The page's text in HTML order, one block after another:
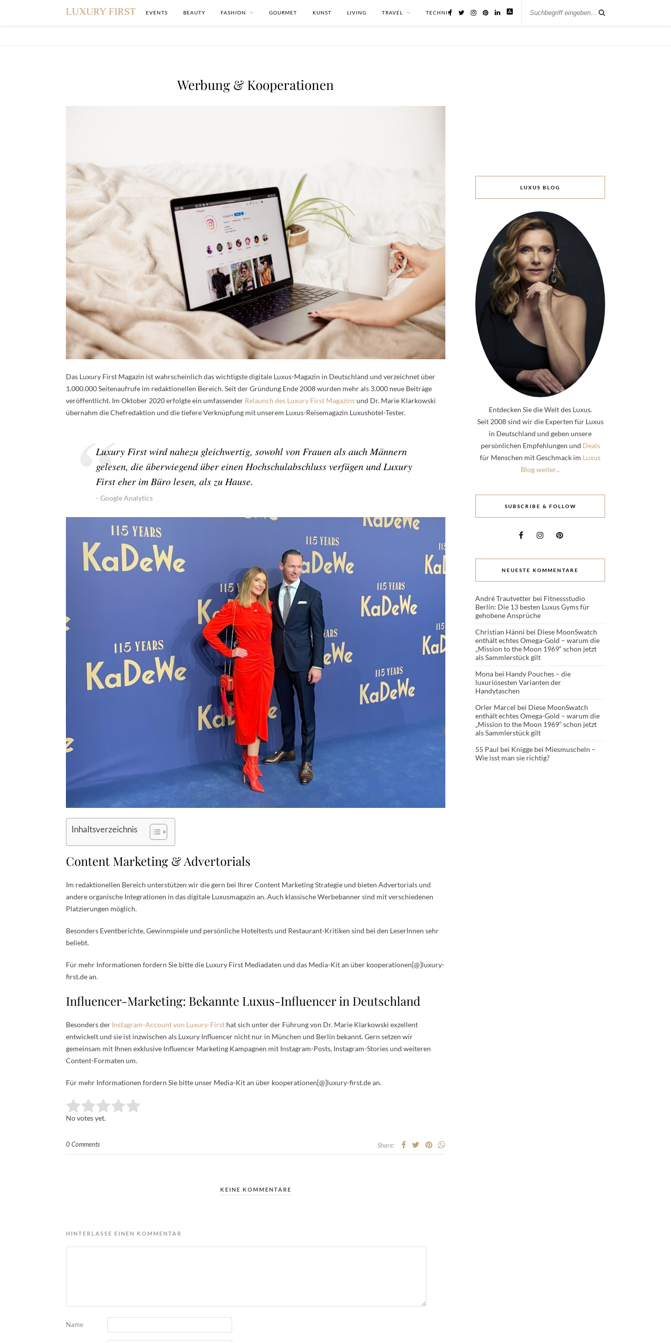
EVENTS BEAUTY FASHION GOURMET KUNST LIVING TRAVEL TECHNIK
Werbung & Kooperationen
Das Luxury First Magazin ist wahrscheinlich das wichtigste digitale Luxus-Magazin in Deutschland und verzeichnet über
1.000.000 Seitenaufrufe im redaktionellen Bereich. Seit der Gründung Ende 2008 wurden mehr als 3.000 neue Beiträge
veröffentlicht. Im Oktober 2020 erfolgte ein umfassender Relaunch des Luxury First Magazinsund Dr. Marie Klarkowski
übernahm die Chefredaktion und die tiefere Verknüpfung mit unserem Luxus-Reisemagazin Luxushotel-Tester.
Luxury First wird nahezu gleichwertig, sowohl von Frauen als auch Männern
gelesen, die überwiegend über einen Hochschulabschluss verfügen und Luxury
First eher im Büro lesen, als zu Hause.
Google Analytics
Inhaltsverzeichnis
Content Marketing & Advertorials
Im redaktionellen Bereich unterstützen wir die gern bei Ihrer Content Marketing Strategie und bieten Advertorials und
andere organische Integrationen in das digitale Luxusmagazin an. Auch klassische Werbebanner sind mit verschiedenen
Platzierungen möglich.
Besonders Eventberichte, Gewinnspiele und persönliche Hoteltests und Restaurant-Kritiken sind bei den LeserInnen sehr
beliebt.
Für mehr Informationen fordern Sie bitte die Luxury First Mediadaten und das Media-Kit an über kooperationen[@]luxury-
first.de an.
Influencer-Marketing: Bekannte Luxus-Influencer in Deutschland
Besonders der Instagram-Account von Luxury-First hat sich unter der Führung von Dr. Marie Klarkowski exzellent
entwickelt und sie ist inzwischen als Luxury Influencer nicht nur in München und Berlin bekannt. Gern setzen wir
gemeinsam mit Ihnen exklusive Influencer Marketing Kampagnen mit Instagram-Posts, Instagram-Stories und weiteren
Content-Formaten um.
Für mehr Informationen fordern Sie bitte unser Media-Kit an über kooperationen[@]luxury-first.de an.
Rate this item: Submit Rating
No votes yet.
0 Comments Share:
KEINE KOMMENTARE
HINTERLASSE EINEN KOMMENTAR
Name
LUXUS BLOG
Entdecken Sie die Welt des Luxus.
Seit 2008 sind wir die Experten für Luxus
in Deutschland und geben unsere
persönlichen Empfehlungen und Deals
für Menschen mit Geschmack im Luxus
Blog weiter...
SUBSCRIBE & FOLLOW
NEUESTE KOMMENTARE
André Trautvetter bei Fitnessstudio
Berlin: Die 13 besten Luxus Gyms für
gehobene Ansprüche
Christian Hänni bei Diese MoonSwatch
enthält echtes Omega-Gold – warum die
„Mission to the Moon 1969“ schon jetzt
als Sammlerstück gilt
Mona bei Handy Pouches – die
luxuriösesten Varianten der
Handytaschen
Orler Marcel bei Diese MoonSwatch
enthält echtes Omega-Gold – warum die
„Mission to the Moon 1969“ schon jetzt
als Sammlerstück gilt
55 Paul bei Knigge bei Miesmuscheln –
Wie isst man sie richtig?